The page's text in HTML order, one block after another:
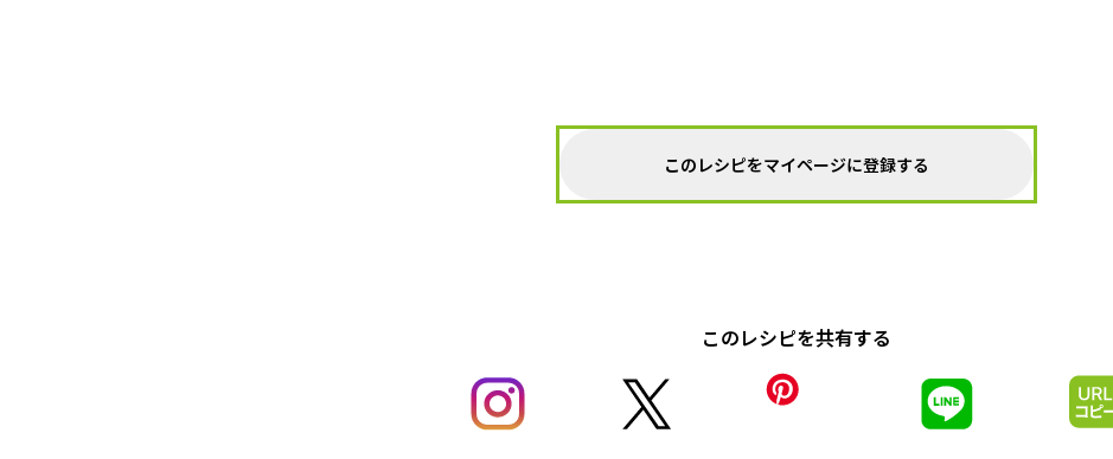
このレシピをマイページに登録する
このレシピを共有する